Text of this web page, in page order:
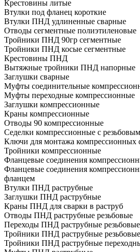
Крестовины литые
Втулки под фланец короткие
Втулки ПНД удлиненные сварные
Отводы сегментные полиэтиленовые
Тройники ПНД 90гр сегментные
Тройники ПНД косые сегментные
Крестовины ПНД
Вытяжные тройники ПНД напорные
Заглушки сварные
Муфты соединительные
Муфты переходные компрессионные
Заглушки компрессионные
Краны компрессионные
Отводы 90 компрессионные
Седелки компрессионные с
Ключи для монтажа компрессионных
Тройники компрессионные
Фланцевые соединения
Фланцевые соединения
фланцем
Втулки ПНД раструбные
Заглушки ПНД раструбные
Краны ПНД для сварки в раструб
Отводы ПНД раструбные резьбовые
Переходы ПНД раструбные резьбовые
Тройники ПНД раструбные резьбовые
Тройники ПНД раструбные